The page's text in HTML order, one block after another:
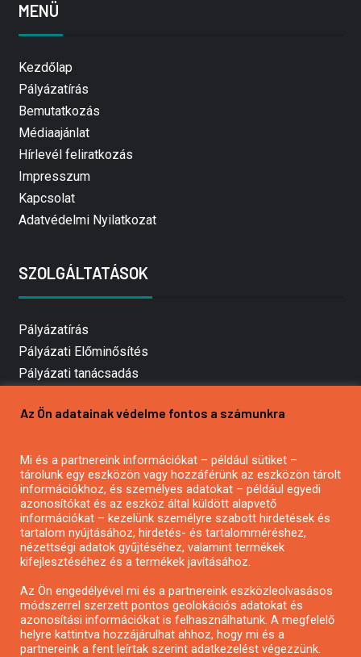
MENÜ
Kezdőlap
Pályázatírás
Bemutatkozás
Médiaajánlat
Hírlevél feliratkozás
Impresszum
Kapcsolat
Adatvédelmi Nyilatkozat
SZOLGÁLTATÁSOK
Pályázatírás
Pályázati Előminősítés
Pályázati tanácsadás
Mezőgazdasági pályázatírás
Pályázatírás civil szervezeteknek
Pályázatírás önkormányzatoknak
Pályázatfigyelés
Specifikus pályázatfigyelés vagy hírlevél
Pályázatok magánszemélyeknek
Az Ön adatainak védelme fontos a számunkra
Mi és a partnereink információkat – például sütiket –
tárolunk egy eszközön vagy hozzáférünk az eszközön tárolt
információkhoz, és személyes adatokat – például egyedi
azonosítókat és az eszköz által küldött alapvető
információkat – kezelünk személyre szabott hirdetések és
tartalom nyújtásához, hirdetés- és tartalomméréshez,
nézettségi adatok gyűjtéséhez, valamint termékek
kifejlesztéséhez és a termékek javításához.
Az Ön engedélyével mi és a partnereink eszközleolvasásos
módszerrel szerzett pontos geolokációs adatokat és
azonosítási információkat is felhasználhatunk. A megfelelő
helyre kattintva hozzájárulhat ahhoz, hogy mi és a
partnereink a fent leírtak szerint adatkezelést végezzünk.